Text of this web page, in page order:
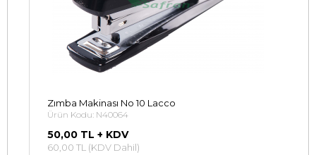
Zımba Makinası No 10 Lacco
Ürün Kodu: N40064
50,00 TL + KDV
60,00 TL (KDV Dahil)